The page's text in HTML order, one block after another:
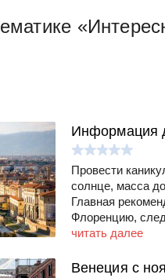
Информация
Провести
солнце, масса
Главная
Флоренцию,
читать далее
Венеция с